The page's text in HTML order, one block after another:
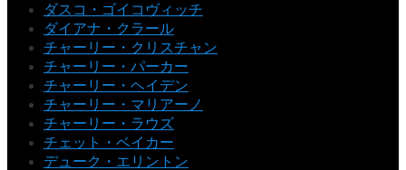
ダスコ・ゴイコヴィッチ
ダイアナ・クラール
チャーリー・クリスチャン
チャーリー・パーカー
チャーリー・ヘイデン
チャーリー・マリアーノ
チャーリー・ラウズ
チェット・ベイカー
デューク・エリントン